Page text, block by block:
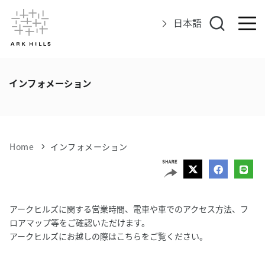
日本語
アークヒルズについて
グルメ＆ショップ
エリアマップ
アクセス
インフォメーション
インフォメーション
Home インフォメーション
アークヒルズに関する営業時間、電車や車でのアクセス方法、フ
ロアマップ等をご確認いただけます。
アークヒルズにお越しの際はこちらをご覧ください。